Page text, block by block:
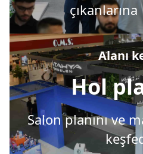
Alanı
Hol
Salon planını ve